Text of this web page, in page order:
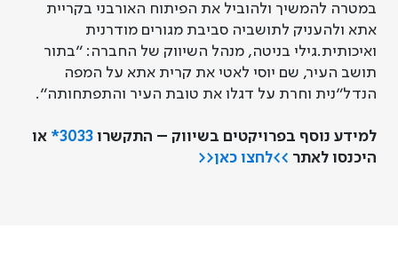
במטרה להמשיך ולהוביל את הפיתוח האורבני בקריית
אתא ולהעניק לתושביה סביבת מגורים מודרנית
ואיכותית.גילי בניטה, מנהל השיווק של החברה : "בתור
תושב העיר, שם יוסי לאטי את קרית אתא על המפה
הנדל"נית וחרת על דגלו את טובת העיר והתפתחותה".
למידע נוסף בפרויקטים בשיווק – התקשרו 3033*
או
היכנסו לאתר >>לחצו כאן<<